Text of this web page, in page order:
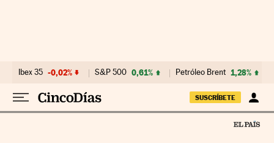
Ibex 35 -0,02% S&P 500 0,61% Petróleo Brent 1,28%
SUSCRÍBETE